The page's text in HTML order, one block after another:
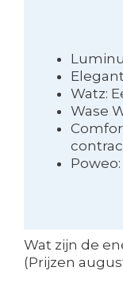
Watz:
Wase
Wat zijn de
(Prijzen